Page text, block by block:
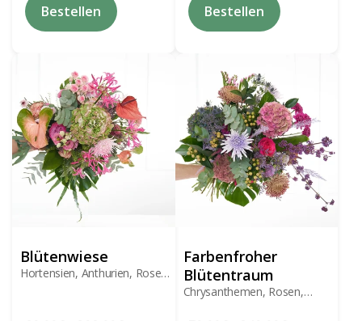
Farbenfroher
Blütentraum
Chrysanthemen, Rosen,
Bestellen
Produkt
Die
Optionen
können
auf
der
Produktseite
gewählt
Bestellen
Produkt
Optionen
können
auf
der
Produktseite
gewählt
werden
Blütenwiese
Hortensien, Anthurien, Rosen,